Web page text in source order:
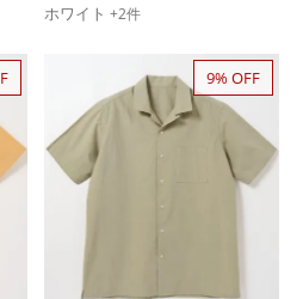
ホワイト +2件
9% OFF